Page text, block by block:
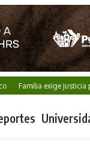
Familia exige justicia